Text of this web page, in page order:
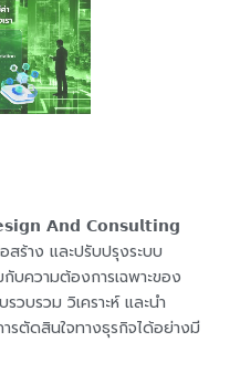
𝗔𝗻𝗱 𝗖𝗼𝗻𝘀𝘂𝗹𝘁𝗶𝗻𝗴
ร้าง และปรับปรุงระบบ
บความต้องการเฉพาะของ
วบรวม วิเคราะห์ และนำ
ารตัดสินใจทางธุรกิจได้อย่างมี